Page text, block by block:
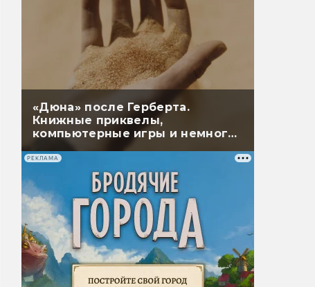
«Дюна» после Герберта.
Книжные приквелы,
компьютерные игры и немного
настолок
РЕКЛАМА